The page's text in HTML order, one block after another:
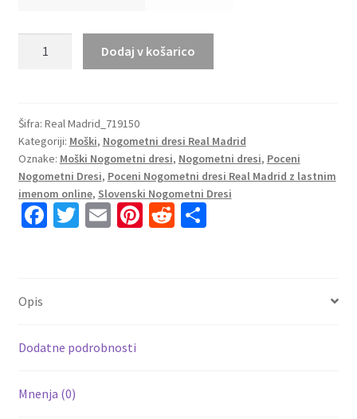
Madrid
Gostujoči
2023
Kratek
Rokav
RONALDO
Dodaj v košarico
Šifra: Real Madrid_719150
Kategoriji: Moški, Nogometni dresi Real Madrid
Oznake: Moški Nogometni dresi, Nogometni dresi, Poceni
Nogometni Dresi, Poceni Nogometni dresi Real Madrid z lastnim
imenom online, Slovenski Nogometni Dresi
Fa
k
T E Pi R S
Opis
Dodatne podrobnosti
Mnenja (0)